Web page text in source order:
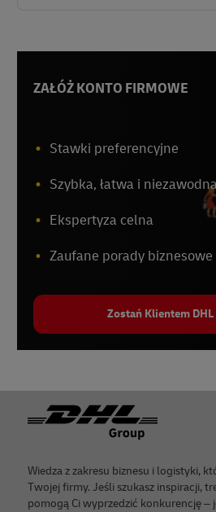
ZAŁÓŻ KONTO FIRMOWE
Stawki preferencyjne
Szybka, łatwa i
Ekspertyza celna
Zaufane porady biznesowe
Zostań Klientem
Footer
Wiedza z zakresu biznesu i logistyki,
Twojej firmy. Jeśli szukasz inspiracji,
pomogą Ci wyprzedzić konkurencję –